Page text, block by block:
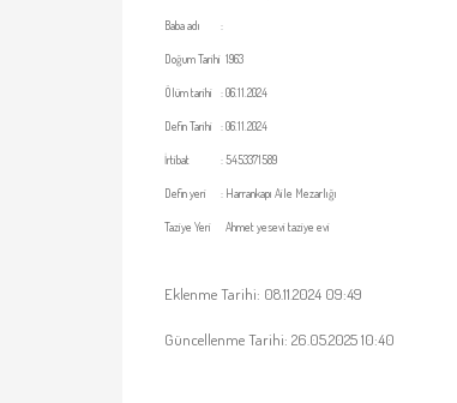
Baba adı :
Doğum Tarihi 1963
Ölüm tarihi :06.11.2024
Defin Tarihi :06.11.2024
İrtibat :5453371589
Defin yeri : Harrankapı Aile Mezarlığı
Taziye Yeri Ahmet yesevi taziye evi
Eklenme Tarihi: 08.11.2024 09:49
Güncellenme Tarihi: 26.05.2025 10:40